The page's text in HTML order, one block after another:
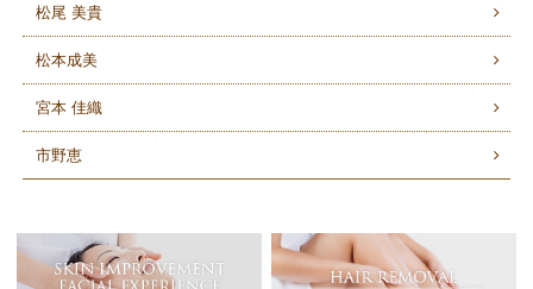
松尾 美貴
松本成美
宮本 佳織
市野恵